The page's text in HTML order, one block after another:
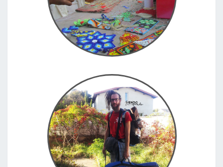
En San María del Oro, Nayarit, México 06.12.2016
En Toulouse con Marcel
Toulouse, Francia, 25.10.2017 Marcel: Llevo 6 meses
viviendo sin dinero, y de verdad, no lo necesito para
nada